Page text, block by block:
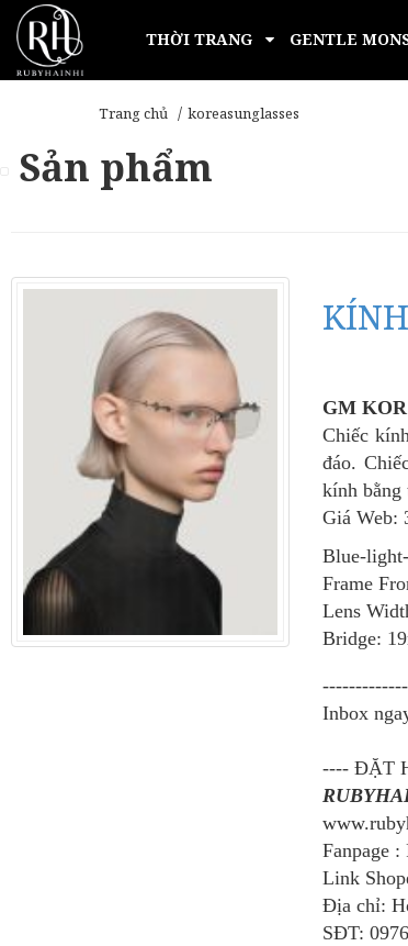
THỜI TRANG GENTLE
Trang chủ koreasunglasses
Sản phẩm
GM
Chiếc
đáo.
kính bằng
Giá Web:
Blue-
Frame
Lens
Bridge:
Inbox
---- ĐẶT
Fanpage
Link
Địa chỉ:
SĐT: